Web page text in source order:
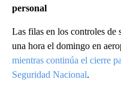
personal
Las filas en los controles de
una hora el domingo en
mientras continúa el cierre
Seguridad Nacional.